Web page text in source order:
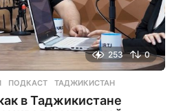
253 0
,ПОДКАСТ ,ТАДЖИКИСТАН
в Таджикистане